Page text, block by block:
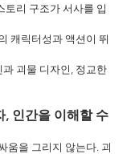
토리 구조가 서사를 입
캐릭터성과 액션이 뛰
괴물 디자인, 정교한
, 인간을 이해할 수
움을 그리지 않는다. 괴